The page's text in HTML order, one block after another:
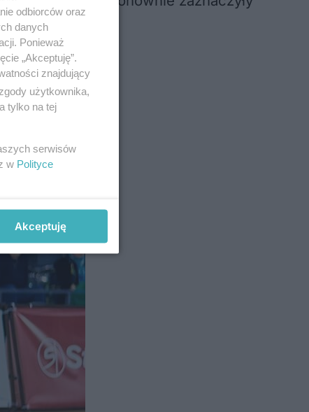
odbiorców oraz
danych
Ponieważ
„Akceptuję”.
znajdujący
użytkownika,
tylko na tej
serwisów
w Polityce
Akceptuję